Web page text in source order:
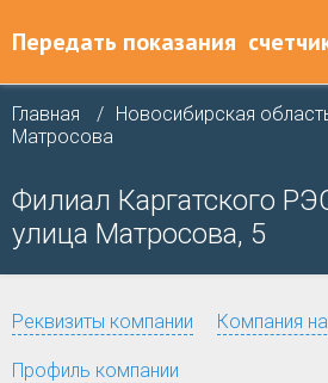
Передать показания
Главная Новосибирская
Матросова
Филиал Каргатского
улица Матросова, 5
Реквизиты компании Компания
Профиль компании